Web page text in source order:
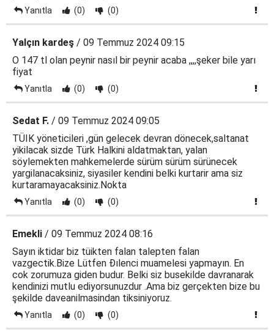
Yanıtla (0) (0)
Yalçın kardeş / 09 Temmuz 2024 09:15
O 147 tl olan peynir nasıl bir peynir acaba ,,,,şeker bile yarı
fiyat
Yanıtla (0) (0)
Sedat F. / 09 Temmuz 2024 09:05
TÜIK yöneticileri ,gün gelecek devran dönecek,saltanat
yikilacak sizde Türk Halkini aldatmaktan, yalan
söylemekten mahkemelerde sürüm sürüm sürünecek
yargilanacaksiniz, siyasiler kendini belki kurtarir ama siz
kurtaramayacaksiniz.Nokta
Yanıtla (0) (0)
Emekli / 09 Temmuz 2024 08:16
Sayın iktidar biz tüikten falan talepten falan
vazgectik.Bize Lütfen Ðılenci muamelesi yapmayın. En
cok zorumuza giden budur. Belki siz busekilde davranarak
kendinizi mutlu ediyorsunuzdur .Ama biz gerçekten bize bu
şekilde daveanilmasindan tiksiniyoruz.
Yanıtla (0) (0)